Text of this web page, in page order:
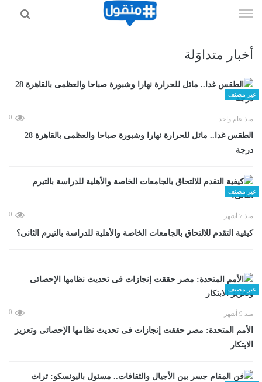
الى
أخبار متداوَلة
غير مصنف
منذ عام واحد 0
الطقس غدا.. مائل للحرارة نهارا وشبورة صباحا والعظمى بالقاهرة 28
درجة
غير مصنف
منذ 7 أشهر 0
كيفية التقدم للالتحاق بالجامعات الخاصة والأهلية للدراسة بالتيرم الثانى؟
غير مصنف
منذ 9 أشهر 0
الأمم المتحدة: مصر حققت إنجازات فى تحديث نظامها الإحصائى وتعزيز
الابتكار